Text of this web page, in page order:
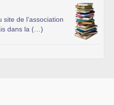
de l’association
dans la (…)